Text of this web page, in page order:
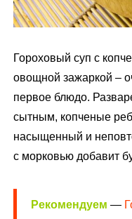
Гороховый суп с
овощной зажаркой –
первое блюдо.
сытным, копченые
насыщенный и
с морковью добавит
Рекомендуем —